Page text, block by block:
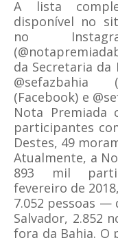
A lista
disponível no
no
da Secretaria da
@sefazbahia
(Facebook) e
Nota Premiada
participantes
Destes, 49
Atualmente, a
893 mil
fevereiro de
7.052 pessoas —
Salvador, 2.852
fora da Bahia. O